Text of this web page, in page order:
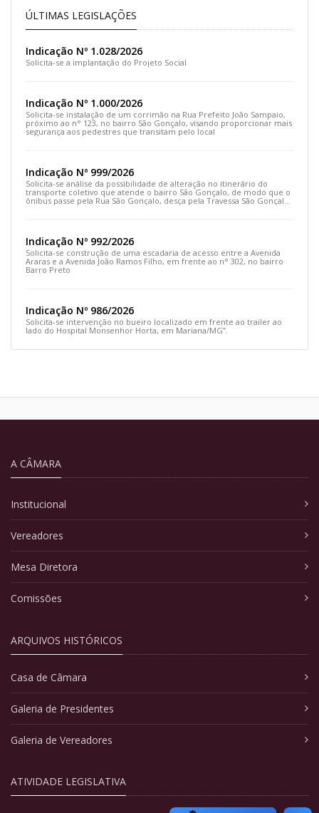
ÚLTIMAS LEGISLAÇÕES
Indicação Nº 1.028/2026
Solicita-se a implantação do Projeto Social
Indicação Nº 1.000/2026
Solicita-se instalação de um corrimão na Rua Prefeito João Sampaio,
próximo ao n° 123, no bairro São Gonçalo, visando proporcionar mais
segurança aos pedestres que transitam pelo local
Indicação Nº 999/2026
Solicita-se análise da possibilidade de alteração no itinerário do
transporte coletivo que atende o bairro São Gonçalo, de modo que o
ônibus passe pela Rua São Gonçalo, desça pela Travessa São Gonçalo
Indicação Nº 992/2026
Solicita-se construção de uma escadaria de acesso entre a Avenida
Araras e a Avenida João Ramos Filho, em frente ao n° 302, no bairro
Barro Preto
Indicação Nº 986/2026
Solicita-se intervenção no bueiro localizado em frente ao trailer ao
lado do Hospital Monsenhor Horta, em Mariana/MG”.
A CÂMARA
Institucional
Vereadores
Mesa Diretora
Comissões
ARQUIVOS HISTÓRICOS
Casa de Câmara
Galeria de Presidentes
Galeria de Vereadores
ATIVIDADE LEGISLATIVA